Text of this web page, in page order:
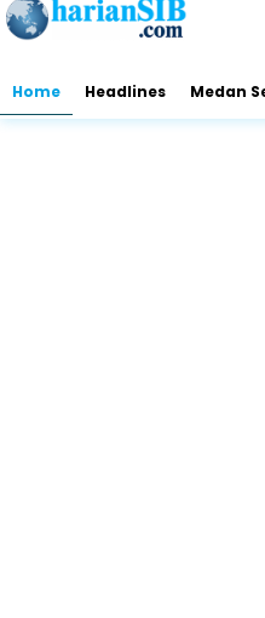
Home Headlines Medan